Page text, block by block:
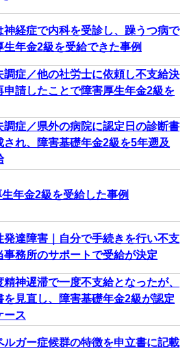
神経症で内科を受診し、躁うつ病で
生年金2級を受給できた事例
調症／他の社労士に依頼し不支給決
請したことで障害厚生年金2級を
調症／県外の病院に認定日の診断書
され、障害基礎年金2級を5年遡及
年金2級を受給した事例
発達障害｜自分で手続きを行い不支
事務所のサポートで受給が決定
精神遅滞で一度不支給となったが、
を見直し、障害基礎年金2級が認定
ース
ルガー症候群の特徴を申立書に記載